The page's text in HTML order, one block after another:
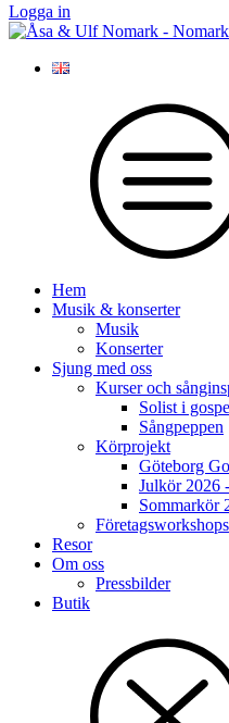
Logga in
Hem
Musik & konserter
Musik
Konserter
Sjung med oss
Kurser och
Solist i
Sångpeppen
Körprojekt
Göteborg
Julkör 2026
Sommarkör
Företagsworkshops
Resor
Om oss
Pressbilder
Butik